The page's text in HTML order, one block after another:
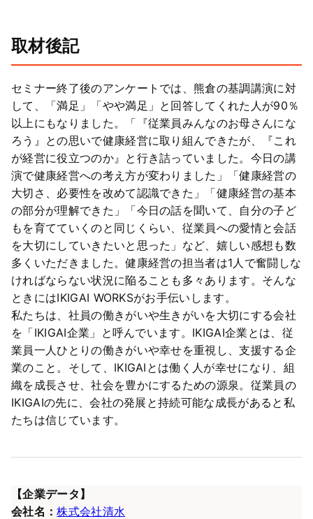
取材後記
セミナー終了後のアンケートでは、熊倉の基調講演に対
して、「満足」「やや満足」と回答してくれた人が90％
以上にもなりました。「『従業員みんなのお母さんにな
ろう』との思いで健康経営に取り組んできたが、『これ
が経営に役立つのか』と行き詰っていました。今日の講
演で健康経営への考え方が変わりました」「健康経営の
大切さ、必要性を改めて認識できた」「健康経営の基本
の部分が理解できた」「今日の話を聞いて、自分の子ど
もを育てていくのと同じくらい、従業員への愛情と会話
を大切にしていきたいと思った」など、嬉しい感想も数
多くいただきました。健康経営の担当者は1人で奮闘しな
ければならない状況に陥ることも多々あります。そんな
ときにはIKIGAI WORKSがお手伝いします。
私たちは、社員の働きがいや生きがいを大切にする会社
を「IKIGAI企業」と呼んでいます。IKIGAI企業とは、従
業員一人ひとりの働きがいや幸せを重視し、支援する企
業のこと。そして、IKIGAIとは働く人が幸せになり、組
織を成長させ、社会を豊かにするための源泉。従業員の
IKIGAIの先に、会社の発展と持続可能な成長があると私
たちは信じています。
【企業データ】
会社名：株式会社清水